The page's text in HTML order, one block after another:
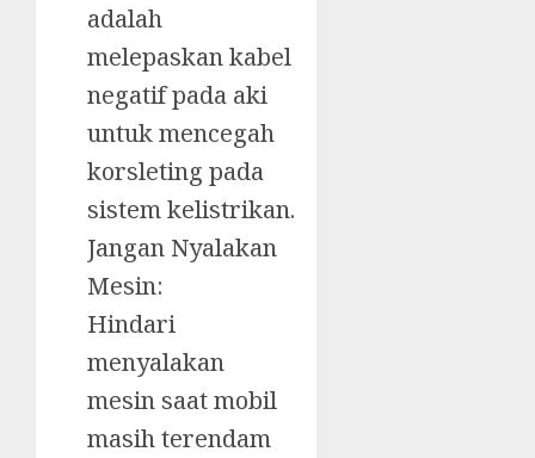
adalah
melepaskan kabel
negatif pada aki
untuk mencegah
korsleting pada
sistem kelistrikan.
Jangan Nyalakan
Mesin:
Hindari
menyalakan
mesin saat mobil
masih terendam